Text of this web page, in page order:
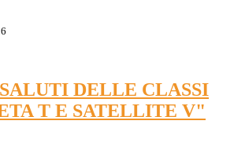
DELLE CLASSI
T E SATELLITE V"